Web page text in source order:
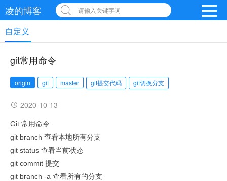
凌的博客 请输入关键字词
自定义
git常用命令
origin git master git提交代码 git切换分支
2020-10-13
Git 常用命令
git branch 查看本地所有分支
git status 查看当前状态
git commit 提交
git branch -a 查看所有的分支